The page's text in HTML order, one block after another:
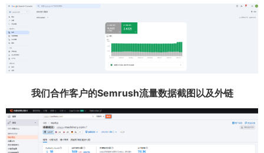
我们合作客户的Semrush流量数据截图以及外链